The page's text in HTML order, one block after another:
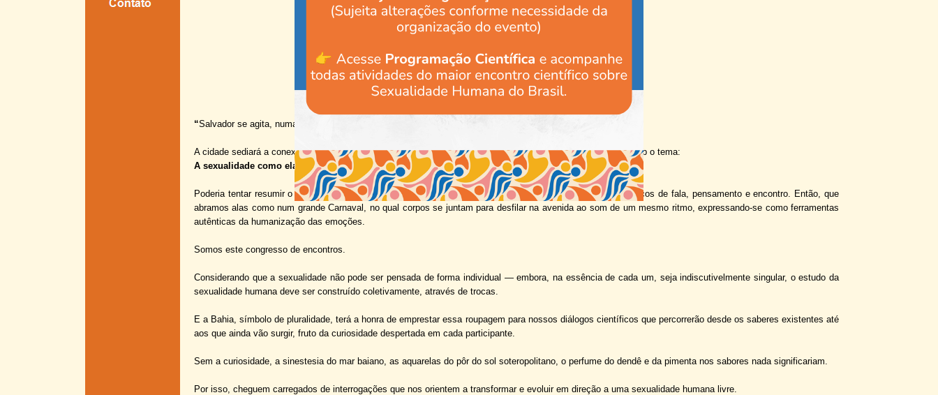
“Salvador se agita, numa só alegria” como palco do
A cidade sediará a conexão entre o passado que inspira, o presente que vive e o futuro que será construído sob o tema:
A sexualidade como ela é: corporal, plural e transformadora.
Poderia tentar resumir o significado desta proposta, mas isso iria contra a necessidade de expandir os espaços de fala, pensamento e encontro. Então, que
abramos alas como num grande Carnaval, no qual corpos se juntam para desfilar na avenida ao som de um mesmo ritmo, expressando-se como ferramentas
autênticas da humanização das emoções.
Somos este congresso de encontros.
Considerando que a sexualidade não pode ser pensada de forma individual — embora, na essência de cada um, seja indiscutivelmente singular, o estudo da
sexualidade humana deve ser construído coletivamente, através de trocas.
E a Bahia, símbolo de pluralidade, terá a honra de emprestar essa roupagem para nossos diálogos científicos que percorrerão desde os saberes existentes até
aos que ainda vão surgir, fruto da curiosidade despertada em cada participante.
Sem a curiosidade, a sinestesia do mar baiano, as aquarelas do pôr do sol soteropolitano, o perfume do dendê e da pimenta nos sabores nada significariam.
Por isso, cheguem carregados de interrogações que nos orientem a transformar e evoluir em direção a uma sexualidade humana livre.